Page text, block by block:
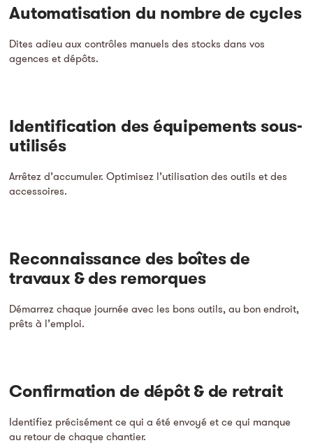
Automatisation du nombre de cycles
Dites adieu aux contrôles manuels des stocks dans vos
agences et dépôts.
Identification des équipements sous-
utilisés
Arrêtez d’accumuler. Optimisez l’utilisation des outils et des
accessoires.
Reconnaissance des boîtes de
travaux & des remorques
Démarrez chaque journée avec les bons outils, au bon endroit,
prêts à l’emploi.
Confirmation de dépôt & de retrait
Identifiez précisément ce qui a été envoyé et ce qui manque
au retour de chaque chantier.